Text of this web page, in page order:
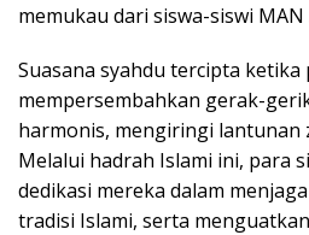
memukau dari siswa-siswi MAN
Suasana syahdu tercipta ketika
mempersembahkan gerak-
harmonis, mengiringi lantunan
Melalui hadrah Islami ini, para
dedikasi mereka dalam
tradisi Islami, serta